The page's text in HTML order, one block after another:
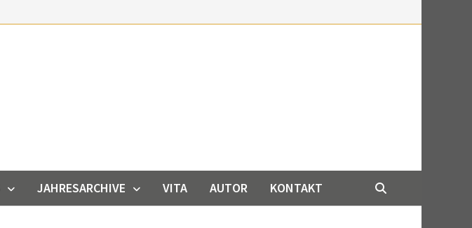
JAHRESARCHIVE VITA AUTOR KONTAKT